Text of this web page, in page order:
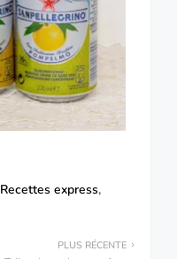
Recettes express
PLUS RÉCENTE